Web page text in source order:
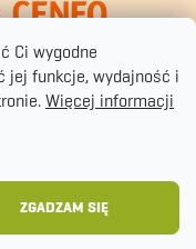
Ci wygodne
jej funkcje, wydajność i
Więcej informacji
ZGADZAM SIĘ
Cookies